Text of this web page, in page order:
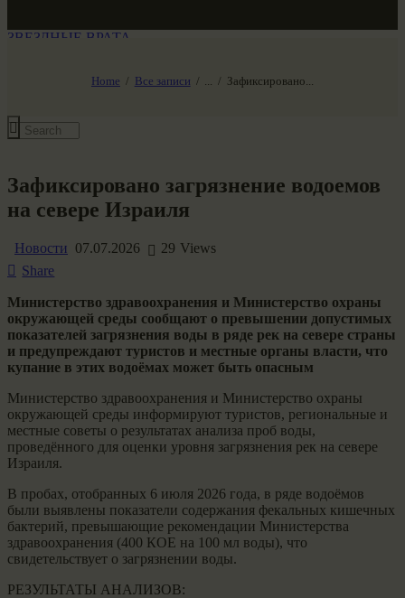
Home Все записи Зафиксировано...
ЗВЕЗДНЫЕ ВРАТА
Зафиксировано загрязнение водоемов
на севере Израиля
Новости 07.07.2026 29 Views
Share
Министерство здравоохранения и Министерство охраны
окружающей среды сообщают о превышении допустимых
показателей загрязнения воды в ряде рек на севере страны
и предупреждают туристов и местные органы власти, что
купание в этих водоёмах может быть опасным
Министерство здравоохранения и Министерство охраны
окружающей среды информируют туристов, региональные и
местные советы о результатах анализа проб воды,
проведённого для оценки уровня загрязнения рек на севере
Израиля.
В пробах, отобранных 6 июля 2026 года, в ряде водоёмов
были выявлены показатели содержания фекальных кишечных
бактерий, превышающие рекомендации Министерства
здравоохранения (400 КОЕ на 100 мл воды), что
свидетельствует о загрязнении воды.
РЕЗУЛЬТАТЫ АНАЛИЗОВ: